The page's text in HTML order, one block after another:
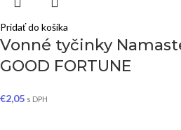
Pridať do košíka
Vonné tyčinky
GOOD FORTUNE
€2,05 s DPH